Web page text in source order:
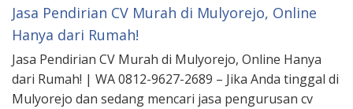
Jasa Pendirian CV Murah di Mulyorejo, Online
Hanya dari Rumah!
Jasa Pendirian CV Murah di Mulyorejo, Online Hanya
dari Rumah! | WA 0812-9627-2689 – Jika Anda tinggal di
Mulyorejo dan sedang mencari jasa pengurusan cv